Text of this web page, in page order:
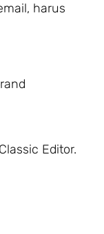
harus
Editor.